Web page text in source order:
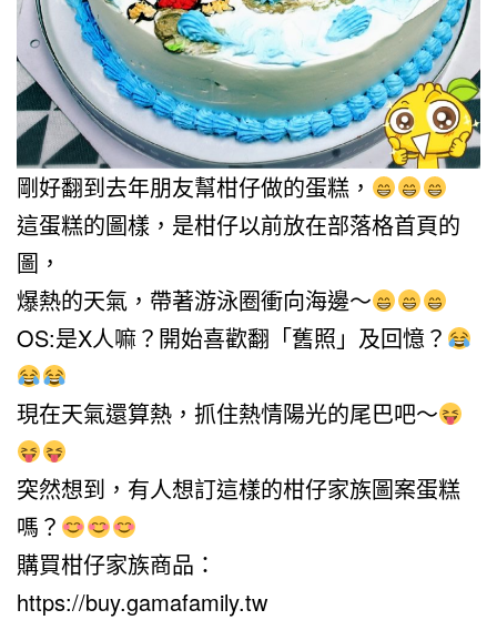
剛好翻到去年朋友幫柑仔做的蛋糕，
這蛋糕的圖樣，是柑仔以前放在部落格首頁的
圖，
爆熱的天氣，帶著游泳圈衝向海邊～
OS:是X人嘛？開始喜歡翻「舊照」及回憶？
現在天氣還算熱，抓住熱情陽光的尾巴吧～
突然想到，有人想訂這樣的柑仔家族圖案蛋糕
嗎？
購買柑仔家族商品：
https://buy.gamafamily.tw